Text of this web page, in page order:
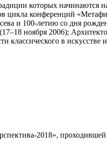
которых начинаются
цикла конференций
и 100-летию со дня
ноября 2006);
классического в
2018»,